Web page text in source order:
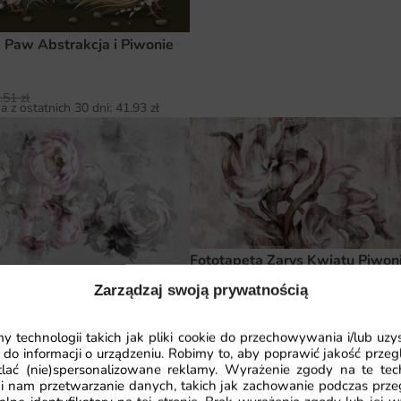
Zarządzaj swoją prywatnością
technologii takich jak pliki cookie do przechowywania i/lub
informacji o urządzeniu. Robimy to, aby poprawić jakość
(nie)spersonalizowane reklamy. Wyrażenie zgody na te
nam przetwarzanie danych, takich jak zachowanie podczas
Abstrakcja i Piwonie
zł
z ostatnich 30 dni: 41.93 zł
z ostatnich 30 dni:41.93zł
Fototapeta Zarys Kwiatu